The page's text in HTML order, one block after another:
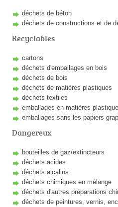
déchets de béton
déchets de constructions et de
Recyclables
cartons
déchets d'emballages en bois
déchets de bois
déchets de matières plastiques
déchets textiles
emballages en matières
emballages sans les papiers
Dangereux
bouteilles de gaz/extincteurs
déchets acides
déchets alcalins
déchets chimiques en mélange
déchets d'autres préparations
déchets de peintures, vernis,